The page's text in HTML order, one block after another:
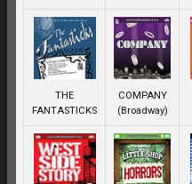
THE
FANTASTICKS
COMPANY
(Broadway)